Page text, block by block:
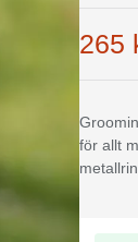
265
för allt